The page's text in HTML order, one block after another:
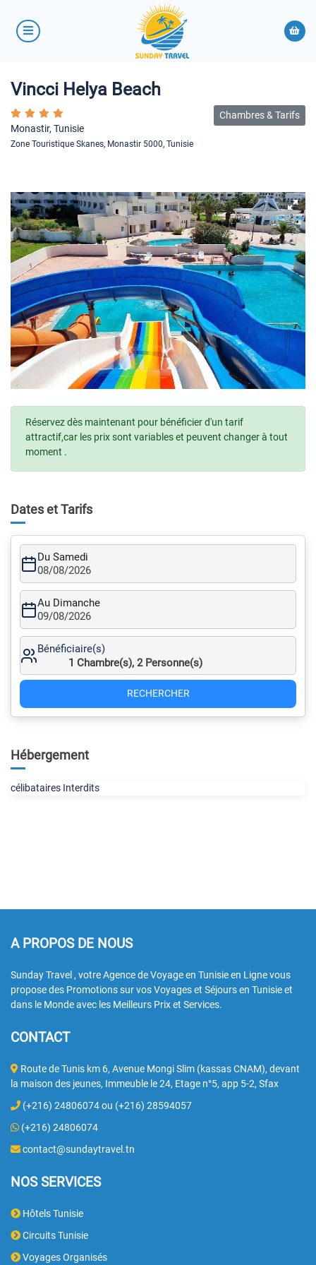
Vincci Helya Beach
Monastir, Tunisie
Zone Touristique Skanes, Monastir 5000, Tunisie
Chambres & Tarifs
Réservez dès maintenant pour bénéficier d'un tarif
attractif,car les prix sont variables et peuvent changer à tout
moment .
Dates et Tarifs
Du Samedi
08/08/2026
Au Dimanche
09/08/2026
Bénéficiaire(s)
1 Chambre(s), 2 Personne(s)
RECHERCHER
Hébergement
célibataires Interdits
A PROPOS DE NOUS
Sunday Travel , votre Agence de Voyage en Tunisie en Ligne vous
propose des Promotions sur vos Voyages et Séjours en Tunisie et
dans le Monde avec les Meilleurs Prix et Services.
CONTACT
Route de Tunis km 6, Avenue Mongi Slim (kassas CNAM), devant
la maison des jeunes, Immeuble le 24, Etage n°5, app 5-2, Sfax
(+216) 24806074 ou (+216) 28594057
(+216) 24806074
contact@sundaytravel.tn
NOS SERVICES
Hôtels Tunisie
Circuits Tunisie
Voyages Organisés